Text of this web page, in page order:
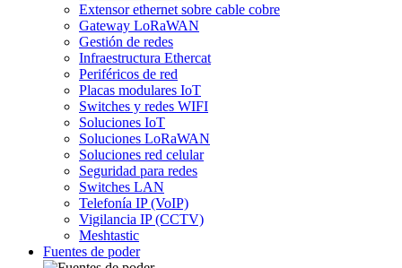
Extensor ethernet sobre cable cobre
Gateway LoRaWAN
Gestión de redes
Infraestructura Ethercat
Periféricos de red
Placas modulares IoT
Switches y redes WIFI
Soluciones IoT
Soluciones LoRaWAN
Soluciones red celular
Seguridad para redes
Switches LAN
Telefonía IP (VoIP)
Vigilancia IP (CCTV)
Meshtastic
Fuentes de poder